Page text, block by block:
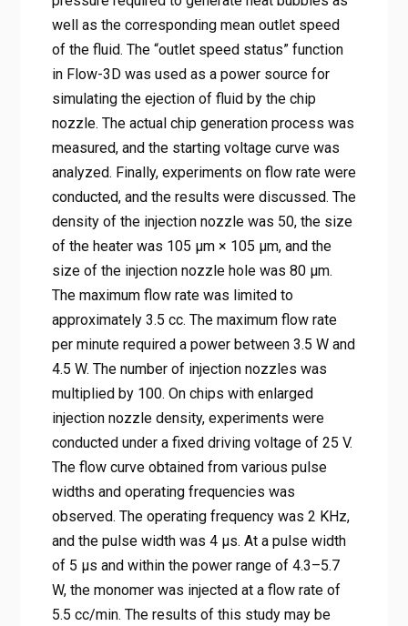
well as the corresponding mean outlet speed
of the fluid. The “outlet speed status” function
in Flow-3D was used as a power source for
simulating the ejection of fluid by the chip
nozzle. The actual chip generation process was
measured, and the starting voltage curve was
analyzed. Finally, experiments on flow rate were
conducted, and the results were discussed. The
density of the injection nozzle was 50, the size
of the heater was 105 μm × 105 μm, and the
size of the injection nozzle hole was 80 μm.
The maximum flow rate was limited to
approximately 3.5 cc. The maximum flow rate
per minute required a power between 3.5 W and
4.5 W. The number of injection nozzles was
multiplied by 100. On chips with enlarged
injection nozzle density, experiments were
conducted under a fixed driving voltage of 25 V.
The flow curve obtained from various pulse
widths and operating frequencies was
observed. The operating frequency was 2 KHz,
and the pulse width was 4 μs. At a pulse width
of 5 μs and within the power range of 4.3–5.7
W, the monomer was injected at a flow rate of
5.5 cc/min. The results of this study may be